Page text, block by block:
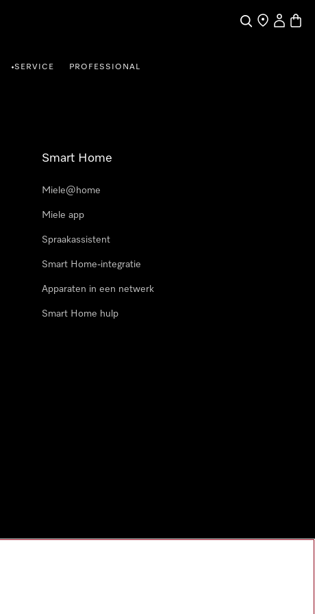
Wat zoek je?
Dealer zoeken
Mijn
•SERVICE PROFESSIONAL
Smart Home
Miele@home
Miele app
Spraakassistent
Smart Home-integratie
Apparaten in een netwerk
Smart Home hulp